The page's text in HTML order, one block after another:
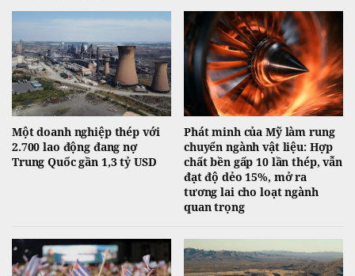
Một doanh nghiệp thép với
2.700 lao động đang nợ
Trung Quốc gần 1,3 tỷ USD
Phát minh của Mỹ làm rung
chuyển ngành vật liệu: Hợp
chất bền gấp 10 lần thép, vẫn
đạt độ dẻo 15%, mở ra
tương lai cho loạt ngành
quan trọng